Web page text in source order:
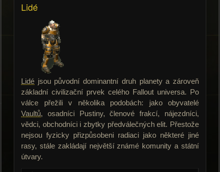
Lidé
Lidé jsou původní dominantní druh planety a zároveň
základní civilizační prvek celého Fallout universa. Po
válce přežili v několika podobách: jako obyvatelé
Vaultů, osadníci Pustiny, členové frakcí, nájezdníci,
vědci, obchodníci i zbytky předválečných elit. Přestože
nejsou fyzicky přizpůsobeni radiaci jako některé jiné
rasy, stále zakládají největší známé komunity a státní
útvary.